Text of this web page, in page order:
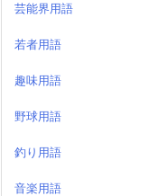
芸能界用語
若者用語
趣味用語
野球用語
釣り用語
音楽用語